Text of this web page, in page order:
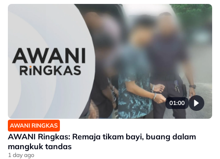
01:00
AWANI RINGKAS
AWANI Ringkas: Remaja tikam bayi, buang dalam
mangkuk tandas
1 day ago